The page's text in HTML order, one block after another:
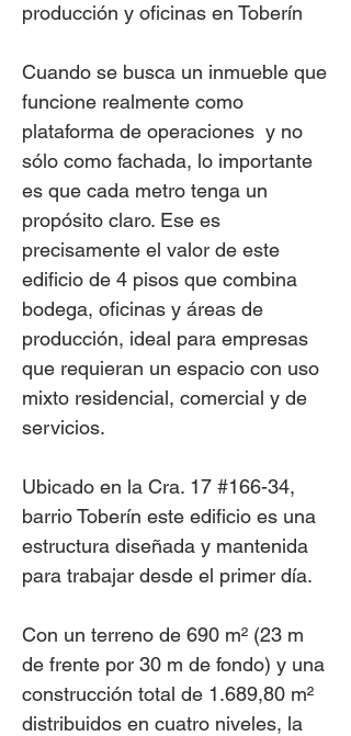
producción y oficinas en Toberín
Cuando se busca un inmueble que
funcione realmente como
plataforma de operaciones y no
sólo como fachada, lo importante
es que cada metro tenga un
propósito claro. Ese es
precisamente el valor de este
edificio de 4 pisos que combina
bodega, oficinas y áreas de
producción, ideal para empresas
que requieran un espacio con uso
mixto residencial, comercial y de
servicios.
Ubicado en la Cra. 17 #166-34,
barrio Toberín este edificio es una
estructura diseñada y mantenida
para trabajar desde el primer día.
Con un terreno de 690 m² (23 m
de frente por 30 m de fondo) y una
construcción total de 1.689,80 m²
distribuidos en cuatro niveles, la